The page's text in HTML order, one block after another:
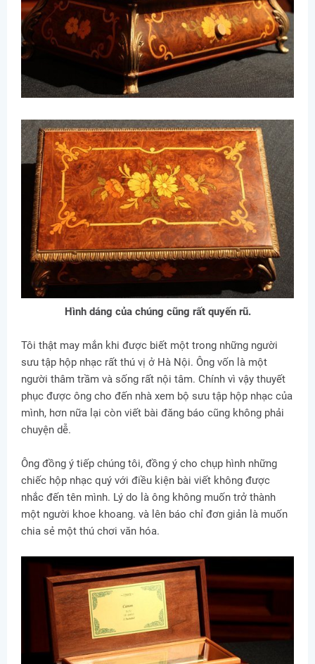
Hình dáng của chúng cũng rất quyến rũ.
Tôi thật may mắn khi được biết một trong những người
sưu tập hộp nhạc rất thú vị ở Hà Nội. Ông vốn là một
người thâm trầm và sống rất nội tâm. Chính vì vậy thuyết
phục được ông cho đến nhà xem bộ sưu tập hộp nhạc của
mình, hơn nữa lại còn viết bài đăng báo cũng không phải
chuyện dễ.
Ông đồng ý tiếp chúng tôi, đồng ý cho chụp hình những
chiếc hộp nhạc quý với điều kiện bài viết không được
nhắc đến tên mình. Lý do là ông không muốn trở thành
một người khoe khoang. và lên báo chỉ đơn giản là muốn
chia sẻ một thú chơi văn hóa.